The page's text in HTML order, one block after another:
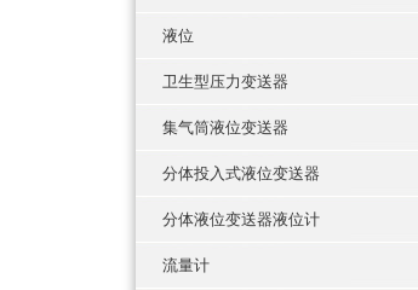
液位
卫生型压力变送器
集气筒液位变送器
分体投入式液位变送器
分体液位变送器液位计
流量计